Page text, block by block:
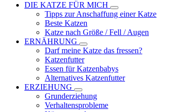
DIE KATZE FÜR MICH
Tipps zur Anschaffung einer Katze
Beste Katzen
Katze nach Größe / Fell / Augen
ERNÄHRUNG
Darf meine Katze das fressen?
Katzenfutter
Essen für Katzenbabys
Alternatives Katzenfutter
ERZIEHUNG
Grunderziehung
Verhaltensprobleme